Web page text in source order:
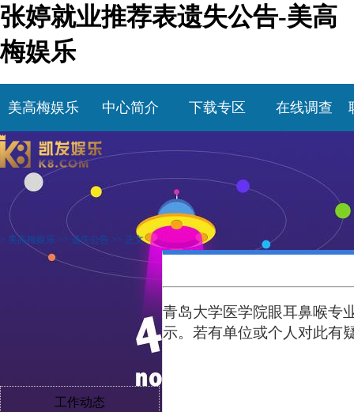
张婷就业推荐表遗失公告-美高
梅娱乐
美高梅娱乐 中心简介 下载专区 在线调查
> 美高梅娱乐 >> 遗失公告 >> 正文
工作动态
青岛大学 医学院眼耳鼻喉专
示。若有单位或个人对此有